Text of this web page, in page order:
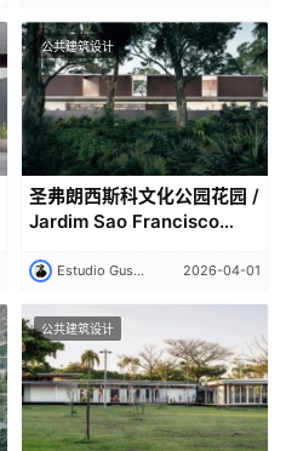
公共建筑设计
圣弗朗西斯科文化公园花园 /
Jardim Sao Francisco
Gustavo Utrabo
Estudio Gustavo Utrabo 2026-04-01
公共建筑设计